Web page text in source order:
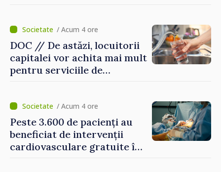
/ Acum 4 ore
DOC // De astăzi, locuitorii
capitalei vor achita mai mult
pentru serviciile de
/ Acum 4 ore
Peste 3.600 de pacienți au
beneficiat de intervenții
cardiovasculare gratuite în